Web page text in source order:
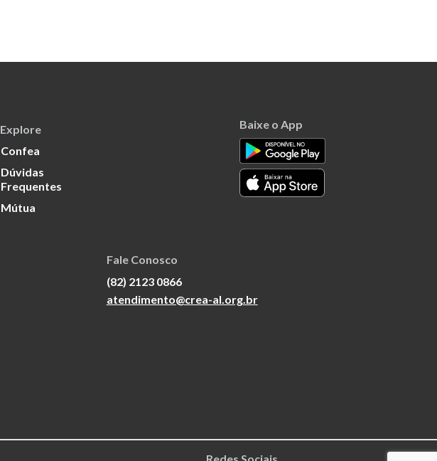
Explore
Confea
Dúvidas
Frequentes
Mútua
Baixe o App
Fale Conosco
(82) 2123 0866
atendimento@crea-al.org.br